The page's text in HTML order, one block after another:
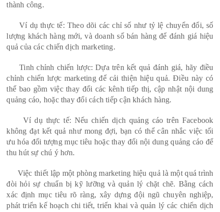
thành công.
Ví dụ thực tế: Theo dõi các chỉ số như tỷ lệ chuyển đổi, số
lượng khách hàng mới, và doanh số bán hàng để đánh giá hiệu
quả của các chiến dịch marketing.
Tinh chỉnh chiến lược: Dựa trên kết quả đánh giá, hãy điều
chỉnh chiến lược marketing để cải thiện hiệu quả. Điều này có
thể bao gồm việc thay đổi các kênh tiếp thị, cập nhật nội dung
quảng cáo, hoặc thay đổi cách tiếp cận khách hàng.
Ví dụ thực tế: Nếu chiến dịch quảng cáo trên Facebook
không đạt kết quả như mong đợi, bạn có thể cân nhắc việc tối
ưu hóa đối tượng mục tiêu hoặc thay đổi nội dung quảng cáo để
thu hút sự chú ý hơn.
Việc thiết lập một phòng marketing hiệu quả là một quá trình
đòi hỏi sự chuẩn bị kỹ lưỡng và quản lý chặt chẽ. Bằng cách
xác định mục tiêu rõ ràng, xây dựng đội ngũ chuyên nghiệp,
phát triển kế hoạch chi tiết, triển khai và quản lý các chiến dịch